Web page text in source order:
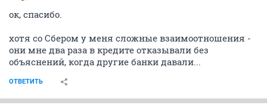
ок, спасибо.
хотя со Сбером у меня сложные взаимоотношения -
они мне два раза в кредите отказывали без
объяснений, когда другие банки давали...
ОТВЕТИТЬ